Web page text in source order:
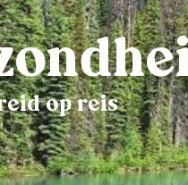
op reis